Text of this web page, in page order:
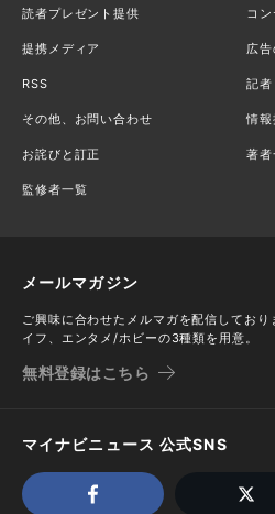
読者プレゼント提供 コ
提携メディア 広
RSS 記者
その他、お問い合わせ 情報
お詫びと訂正 著者
監修者一覧
メールマガジン
ご興味に合わせたメルマガを配信してお
イフ、エンタメ/ホビーの3種類を用意。
無料登録はこちら
マイナビニュース 公式SNS